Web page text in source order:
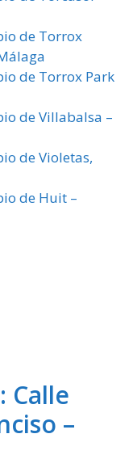
de Torrox
de Torrox Park
de Villabalsa –
de Violetas,
de Huit –
Calle
–